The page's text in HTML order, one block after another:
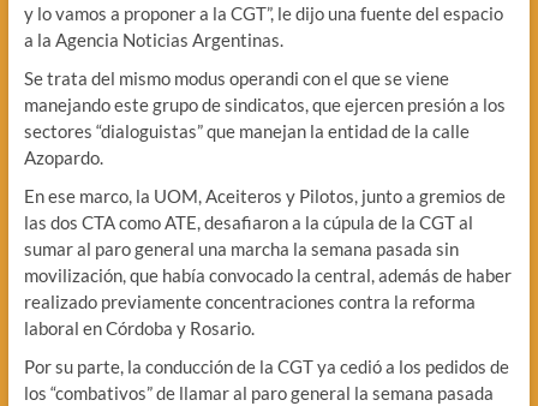
y lo vamos a proponer a la CGT”, le dijo una fuente del espacio
a la Agencia Noticias Argentinas.
Se trata del mismo modus operandi con el que se viene
manejando este grupo de sindicatos, que ejercen presión a los
sectores “dialoguistas” que manejan la entidad de la calle
Azopardo.
En ese marco, la UOM, Aceiteros y Pilotos, junto a gremios de
las dos CTA como ATE, desafiaron a la cúpula de la CGT al
sumar al paro general una marcha la semana pasada sin
movilización, que había convocado la central, además de haber
realizado previamente concentraciones contra la reforma
laboral en Córdoba y Rosario.
Por su parte, la conducción de la CGT ya cedió a los pedidos de
los “combativos” de llamar al paro general la semana pasada